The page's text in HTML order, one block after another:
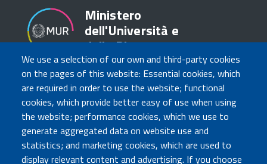
We use a selection of our own and third-party cookies
on the pages of this website: Essential cookies, which
are required in order to use the website; functional
cookies, which provide better easy of use when using
the website; performance cookies, which we use to
generate aggregated data on website use and
statistics; and marketing cookies, which are used to
display relevant content and advertising. If you choose
Ministero
dell'Università e
della Ricerca
TRASPARENZA
Amministrazione Trasparente
Atti di notifica
Albo online
Concorsi